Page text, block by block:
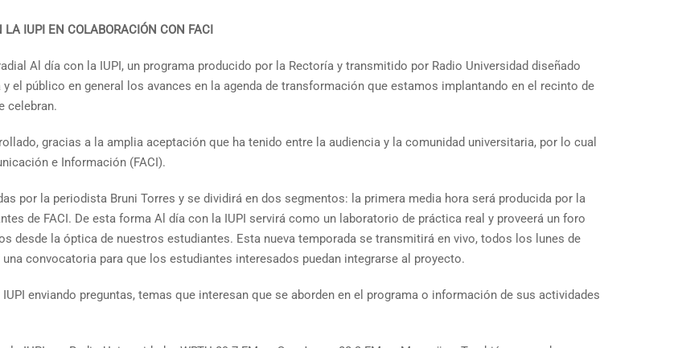
IUPI EN COLABORACIÓN CON FACI
Al día con la IUPI, un programa producido por la Rectoría y transmitido por Radio Universidad diseñado
el público en general los avances en la agenda de transformación que estamos implantando en el recinto de
celebran.
gracias a la amplia aceptación que ha tenido entre la audiencia y la comunidad universitaria, por lo cual
e Información (FACI).
por la periodista Bruni Torres y se dividirá en dos segmentos: la primera media hora será producida por la
de FACI. De esta forma Al día con la IUPI servirá como un laboratorio de práctica real y proveerá un foro
desde la óptica de nuestros estudiantes. Esta nueva temporada se transmitirá en vivo, todos los lunes de
convocatoria para que los estudiantes interesados puedan integrarse al proyecto.
enviando preguntas, temas que interesan que se aborden en el programa o información de sus actividades